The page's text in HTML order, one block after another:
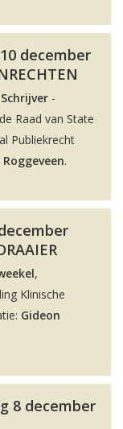
december
-
Raad van State
Publiekrecht
.
,
Klinische
Gideon
8 december